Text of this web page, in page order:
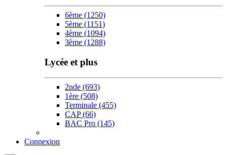
6ème (1250)
5ème (1151)
4ème (1094)
3ème (1288)
Lycée et plus
2nde (693)
1ère (508)
Terminale (455)
CAP(66)
BAC Pro (145)
Connexion